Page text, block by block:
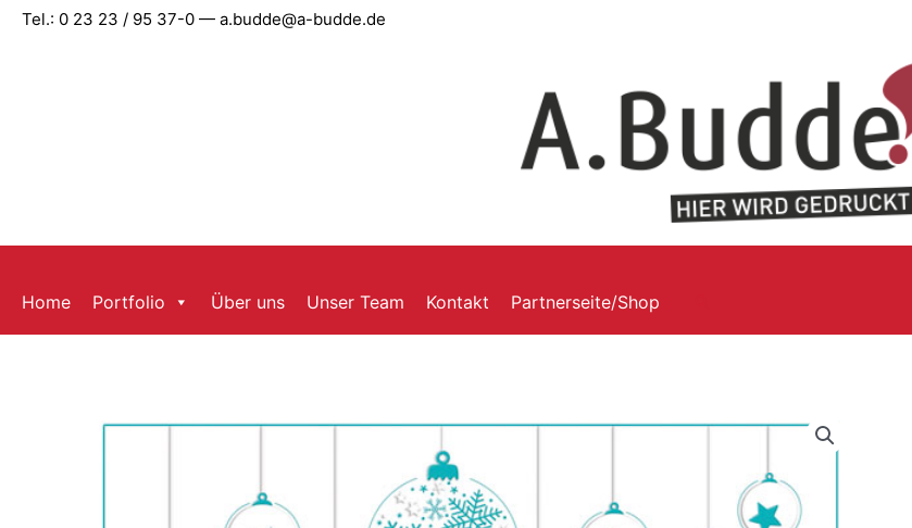
ZumTel.: 0 23 23 / 95 37-0 — a.budde@a-budde.de
Home Portfolio Über uns Unser Team Kontakt Partnerseite/Shop